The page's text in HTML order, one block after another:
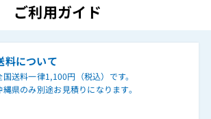
ご利用ガイド
料について
国送料一律1,100円（税込）です。
縄県のみ別途お見積りになります。